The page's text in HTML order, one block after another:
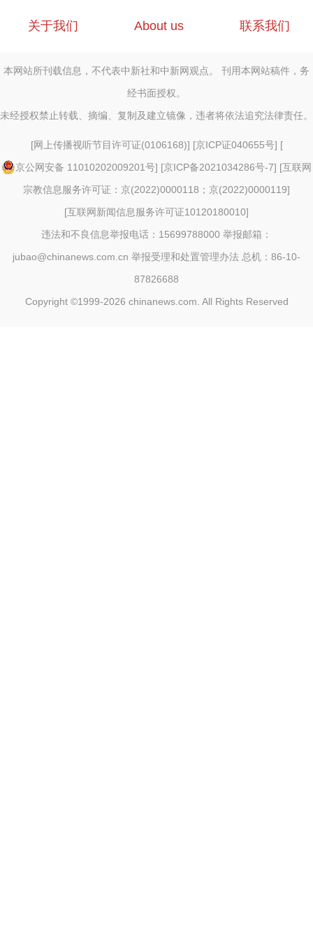
关于我们 About us 联系我们
本网站所刊载信息，不代表中新社和中新网观点。 刊用本网站稿件，务
经书面授权。
未经授权禁止转载、摘编、复制及建立镜像，违者将依法追究法律责任。
[网上传播视听节目许可证(0106168)] [京ICP证040655号] [
京公网安备 11010202009201号] [京ICP备2021034286号-7] [互联网
宗教信息服务许可证：京(2022)0000118；京(2022)0000119]
[互联网新闻信息服务许可证10120180010]
违法和不良信息举报电话：15699788000 举报邮箱：
jubao@chinanews.com.cn 举报受理和处置管理办法 总机：86-10-
87826688
Copyright ©1999-2026 chinanews.com. All Rights Reserved